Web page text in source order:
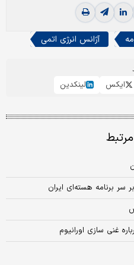
آژانس انرژی اتمی
ایکس لینکدین
سر برنامه هسته‌ای ایران
غنی سازی اورانیوم